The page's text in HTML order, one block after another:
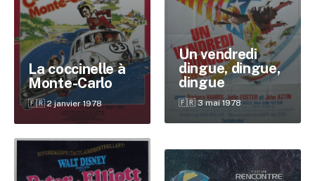
La coccinelle à
Monte-Carlo
🇫🇷 2 janvier 1978
Un vendredi
dingue, dingue,
dingue
🇫🇷 3 mai 1978
✕